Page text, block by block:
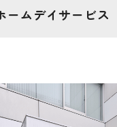
ームデイサービス